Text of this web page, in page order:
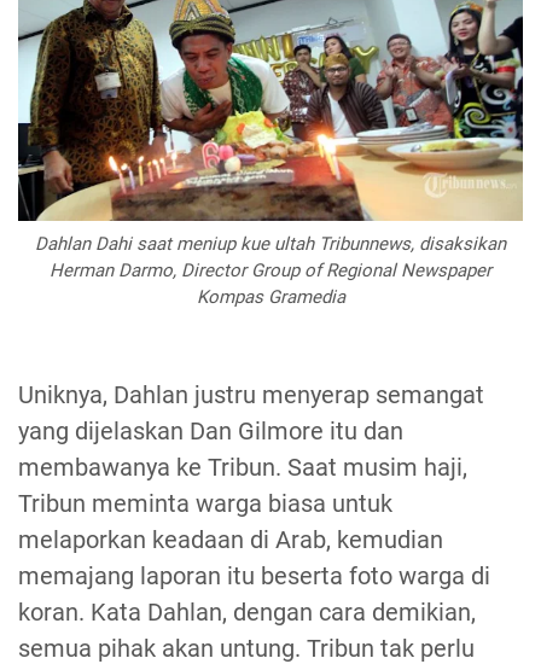
Dahlan Dahi saat meniup kue ultah Tribunnews, disaksikan
Herman Darmo, Director Group of Regional Newspaper
Kompas Gramedia
Uniknya, Dahlan justru menyerap semangat
yang dijelaskan Dan Gilmore itu dan
membawanya ke Tribun. Saat musim haji,
Tribun meminta warga biasa untuk
melaporkan keadaan di Arab, kemudian
memajang laporan itu beserta foto warga di
koran. Kata Dahlan, dengan cara demikian,
semua pihak akan untung. Tribun tak perlu